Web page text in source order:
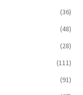
(36)
(48)
(28)
(111)
(91)